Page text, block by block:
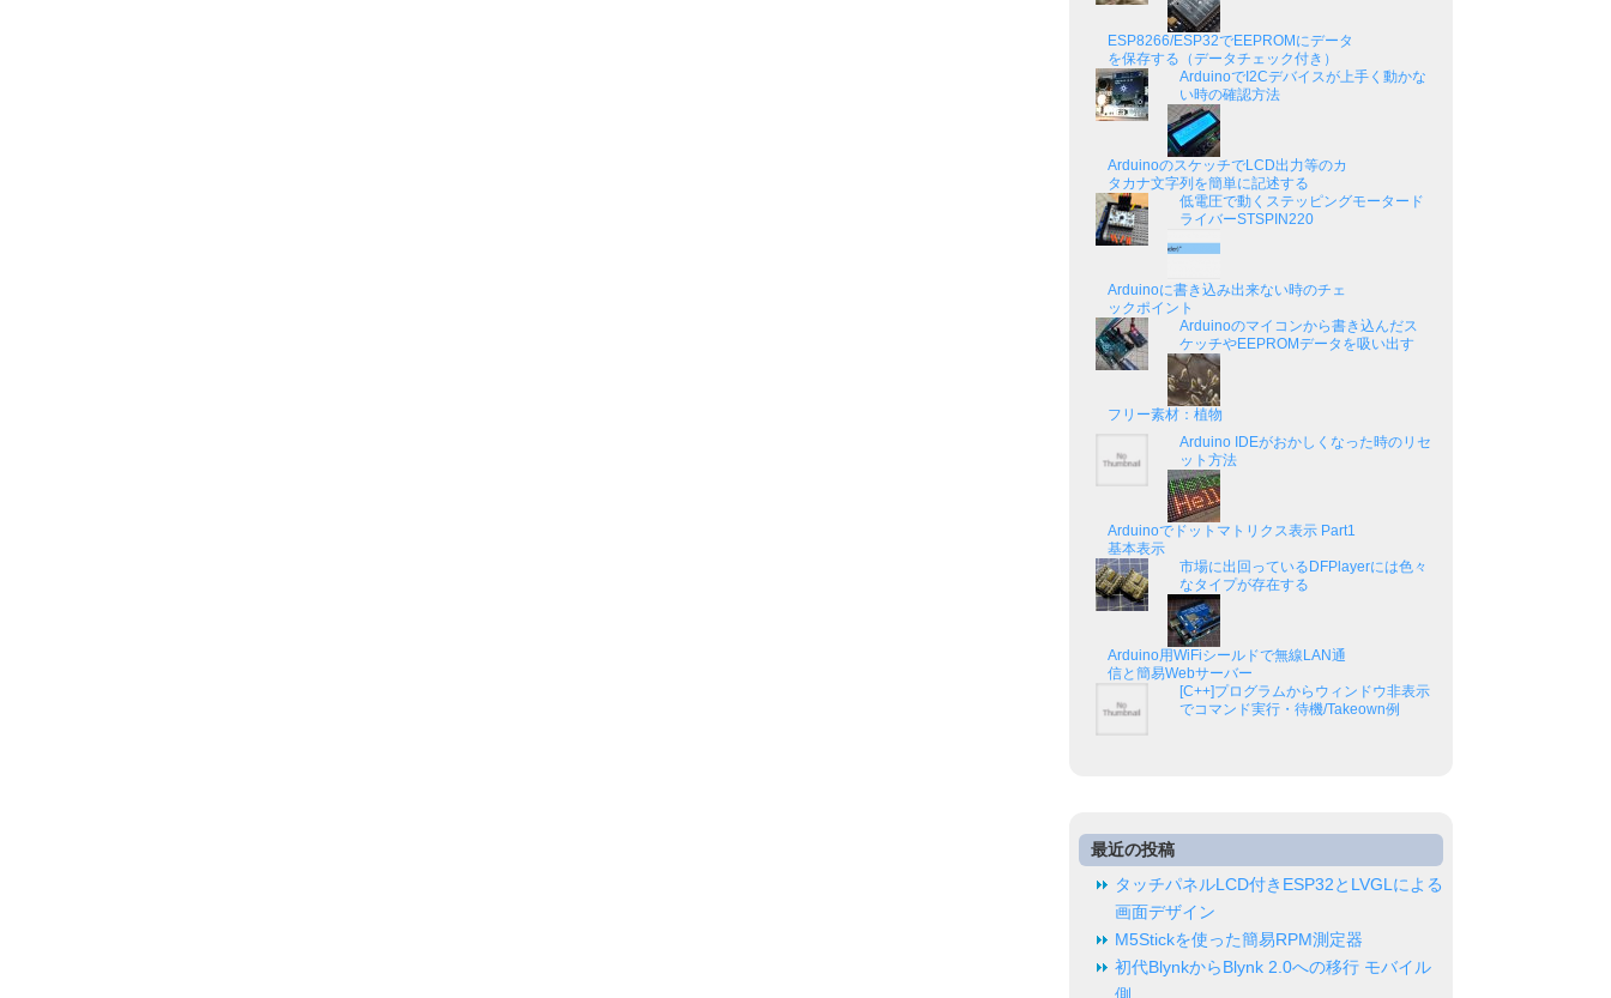
ESP8266/ESP32でEEPROMにデータ
を保存する（データチェック付き）
ArduinoでI2Cデバイスが上手く動かな
い時の確認方法
ArduinoのスケッチでLCD出力等のカ
タカナ文字列を簡単に記述する
低電圧で動くステッピングモータード
ライバーSTSPIN220
Arduinoに書き込み出来ない時のチェ
ックポイント
Arduinoのマイコンから書き込んだス
ケッチやEEPROMデータを吸い出す
フリー素材：植物
Arduino IDEがおかしくなった時のリセ
ット方法
Arduinoでドットマトリクス表示 Part1
基本表示
市場に出回っているDFPlayerには色々
なタイプが存在する
Arduino用WiFiシールドで無線LAN通
信と簡易Webサーバー
[C++]プログラムからウィンドウ非表示
でコマンド実行・待機/Takeown例
最近の投稿
タッチパネルLCD付きESP32とLVGLによる
画面デザイン
M5Stickを使った簡易RPM測定器
初代BlynkからBlynk 2.0への移行 モバイル